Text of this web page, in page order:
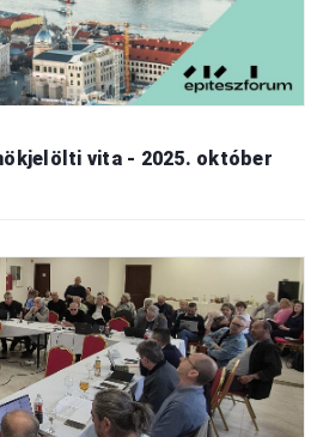
vita - 2025. október